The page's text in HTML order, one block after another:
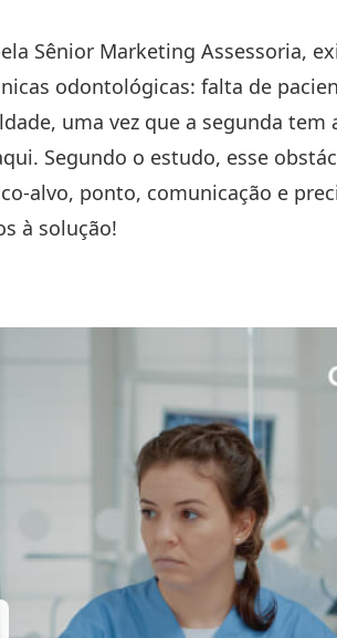
Sênior Marketing Assessoria,
odontológicas: falta de
uma vez que a segunda tem
. Segundo o estudo, esse
alvo, ponto, comunicação e
à solução!